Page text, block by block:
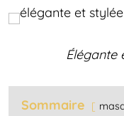
Élégante
Sommaire